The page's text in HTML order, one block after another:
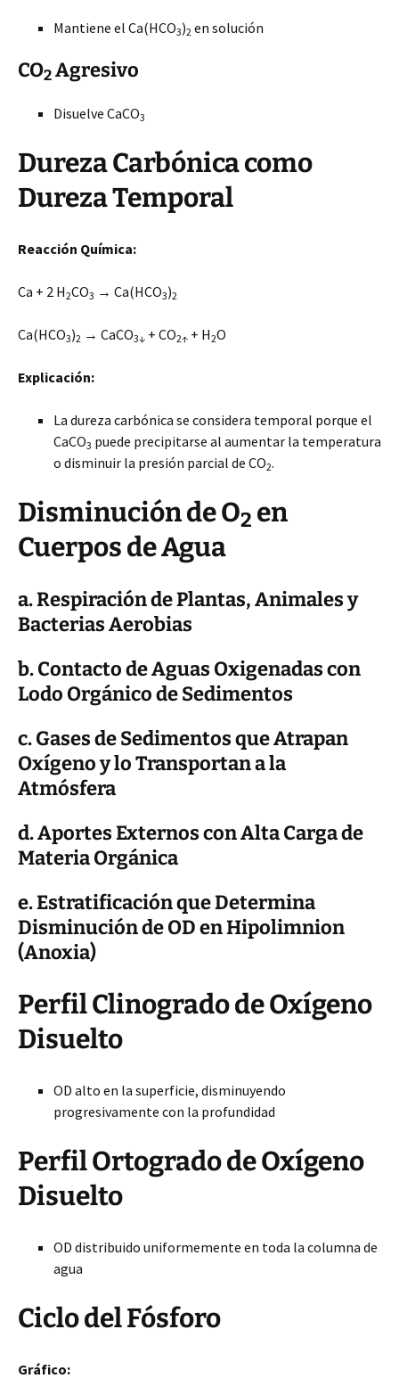
Mantiene el Ca(HCO3)2 en solución
CO2 Agresivo
Disuelve CaCO3
Dureza Carbónica como
Dureza Temporal
Reacción Química:
Ca + 2 H2CO3 → Ca(HCO3)2
Ca(HCO3)2 → CaCO3↓ + CO2↑ + H2O
Explicación:
La dureza carbónica se considera temporal porque el
CaCO3 puede precipitarse al aumentar la temperatura
o disminuir la presión parcial de CO2.
Disminución de O2 en
Cuerpos de Agua
a. Respiración de Plantas, Animales y
Bacterias Aerobias
b. Contacto de Aguas Oxigenadas con
Lodo Orgánico de Sedimentos
c. Gases de Sedimentos que Atrapan
Oxígeno y lo Transportan a la
Atmósfera
d. Aportes Externos con Alta Carga de
Materia Orgánica
e. Estratificación que Determina
Disminución de OD en Hipolimnion
(Anoxia)
Perfil Clinogrado de Oxígeno
Disuelto
OD alto en la superficie, disminuyendo
progresivamente con la profundidad
Perfil Ortogrado de Oxígeno
Disuelto
OD distribuido uniformemente en toda la columna de
agua
Ciclo del Fósforo
Gráfico: